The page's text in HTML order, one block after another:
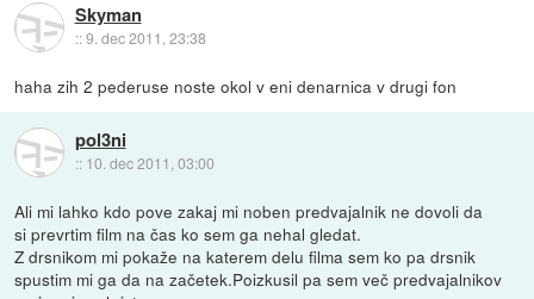
Skyman
::9. dec 2011, 23:38
haha zih 2 pederuse noste okol v eni denarnica v drugi fon
pol3ni
:: 10. dec 2011, 03:00
Ali mi lahko kdo pove zakaj mi noben predvajalnik ne dovoli da
si prevrtim film na čas ko sem ga nehal gledat.
Z drsnikom mi pokaže na katerem delu filma sem ko pa drsnik
spustim mi ga da na začetek.Poizkusil pa sem več predvajalnikov